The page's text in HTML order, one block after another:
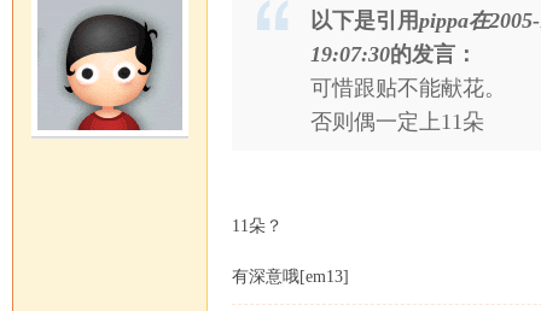
以下是引用pippa在
19:07:30的发言：
可惜跟贴不能献花。
否则偶一定上11朵
11朵？
有深意哦[em13]